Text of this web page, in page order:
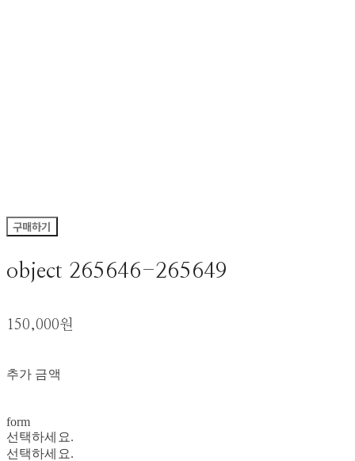
구매하기
object 265646-265649
150,000원
추가 금액
form
선택하세요.
선택하세요.